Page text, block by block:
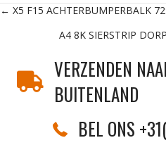
Posts
navigation
← X5 F15 ACHTERBUMPERBALK
A4 8K SIERSTRIP
VERZENDEN
BUITENLAND
BEL ONS